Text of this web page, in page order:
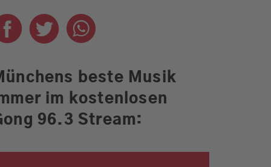
Die neue Radio
beste Musik
im kostenlosen
96.3 Stream: